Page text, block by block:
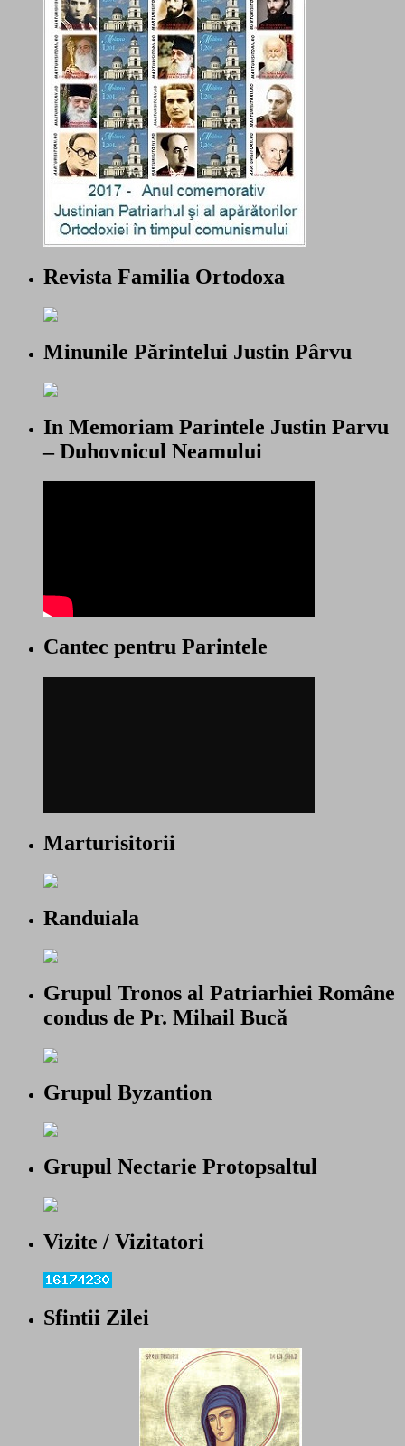
Revista Familia Ortodoxa
Minunile Părintelui Justin Pârvu
In Memoriam Parintele Justin Parvu
– Duhovnicul Neamului
Cantec pentru Parintele
Marturisitorii
Randuiala
Grupul Tronos al Patriarhiei Române
condus de Pr. Mihail Bucă
Grupul Byzantion
Grupul Nectarie Protopsaltul
Vizite / Vizitatori
Sfintii Zilei